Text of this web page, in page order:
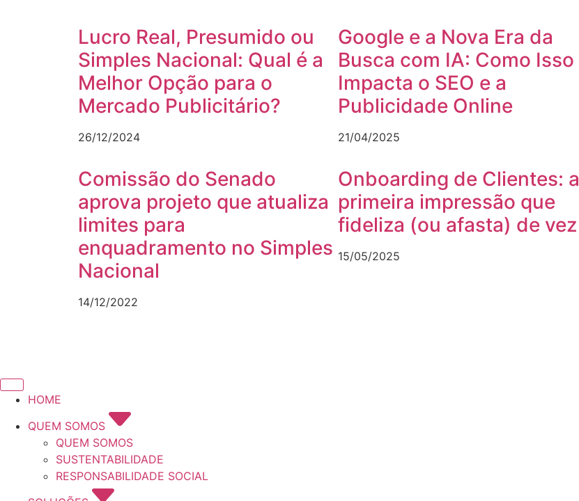
Lucro Real, Presumido ou
Simples Nacional: Qual é a
Melhor Opção para o
Mercado Publicitário?
26/12/2024
Google e a Nova Era da
Busca com IA: Como Isso
Impacta o SEO e a
Publicidade Online
21/04/2025
Comissão do Senado
aprova projeto que atualiza
limites para
enquadramento no Simples
Nacional
14/12/2022
Onboarding de Clientes: a
primeira impressão que
fideliza (ou afasta) de vez
15/05/2025
HOME
QUEM SOMOS
QUEM SOMOS
SUSTENTABILIDADE
RESPONSABILIDADE SOCIAL